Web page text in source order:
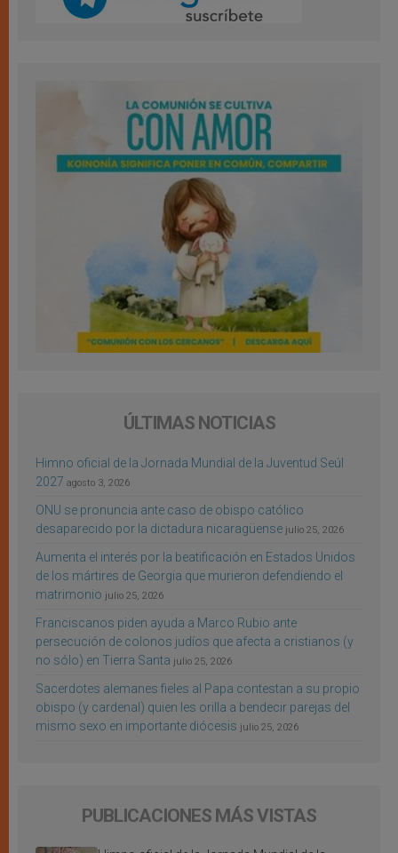
ÚLTIMAS NOTICIAS
Himno oficial de la Jornada Mundial de la Juventud Seúl
2027 agosto 3, 2026
ONU se pronuncia ante caso de obispo católico
desaparecido por la dictadura nicaragüense julio 25, 2026
Aumenta el interés por la beatificación en Estados Unidos
de los mártires de Georgia que murieron defendiendo el
matrimonio julio 25, 2026
Franciscanos piden ayuda a Marco Rubio ante
persecución de colonos judíos que afecta a cristianos (y
no sólo) en Tierra Santa julio 25, 2026
Sacerdotes alemanes fieles al Papa contestan a su propio
obispo (y cardenal) quien les orilla a bendecir parejas del
mismo sexo en importante diócesis julio 25, 2026
PUBLICACIONES MÁS VISTAS